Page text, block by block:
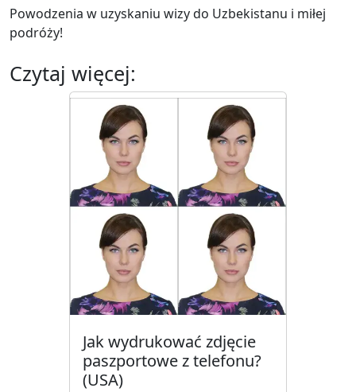
Powodzenia w uzyskaniu wizy do Uzbekistanu i miłej
podróży!
Czytaj więcej:
Jak wydrukować zdjęcie
paszportowe z telefonu?
(USA)